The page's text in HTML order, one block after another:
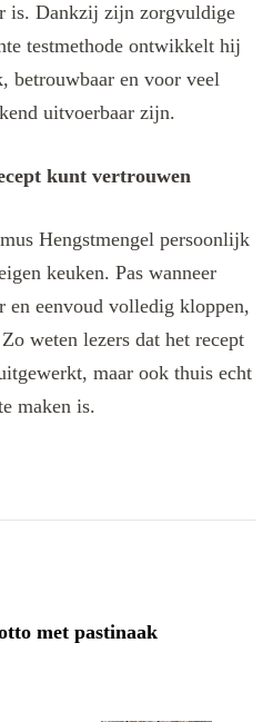
is. Dankzij zijn zorgvuldige
testmethode ontwikkelt hij
betrouwbaar en voor veel
uitvoerbaar zijn.
kunt vertrouwen
Hengstmengel persoonlijk
keuken. Pas wanneer
en eenvoud volledig kloppen,
weten lezers dat het recept
maar ook thuis echt
maken is.
met pastinaak